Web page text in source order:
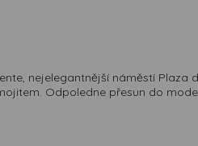
nejelegantnější náměstí Plaza
Odpoledne přesun do